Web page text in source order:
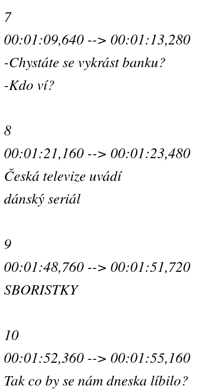
7
00:01:09,640 --> 00:01:13,280
-Chystáte se vykrást banku?
-Kdo ví?
8
00:01:21,160 --> 00:01:23,480
Česká televize uvádí
dánský seriál
9
00:01:48,760 --> 00:01:51,720
SBORISTKY
10
00:01:52,360 --> 00:01:55,160
Tak co by se nám dneska líbilo?